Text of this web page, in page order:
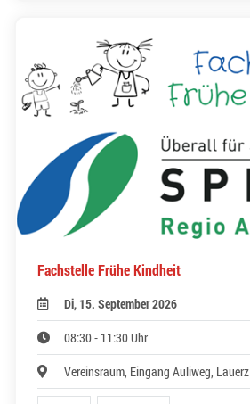
Fachstelle Frühe Kindheit
Di, 15. September 2026
08:30 - 11:30 Uhr
Vereinsraum, Eingang Auliweg, Lauerz